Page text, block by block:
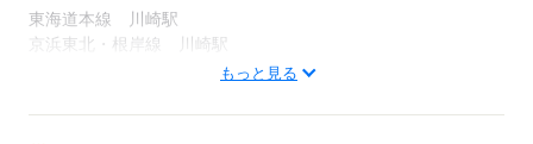
／30代スタッフ
・寮完備
東海道本線 川崎駅
京浜東北・根岸線 川崎駅
関東・大阪・愛知などがメインです！
もっと見る